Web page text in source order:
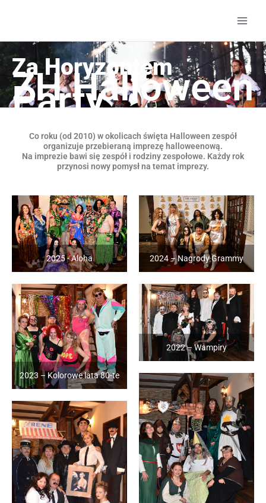
Za Horyzontem
ZH Halloween
Party
Co roku (od 2010) w okolicach święta Halloween zespół
organizuje przebieraną imprezę halloweenową.
Na imprezie bawi się zespół i rodziny zespołowe. Każdy rok
przynosi nowy pomysł na temat imprezy.
2025 - Aloha 2024 – Nagrody Grammy
2023 – Kolorowe lata 80-te
2022 – Wampiry